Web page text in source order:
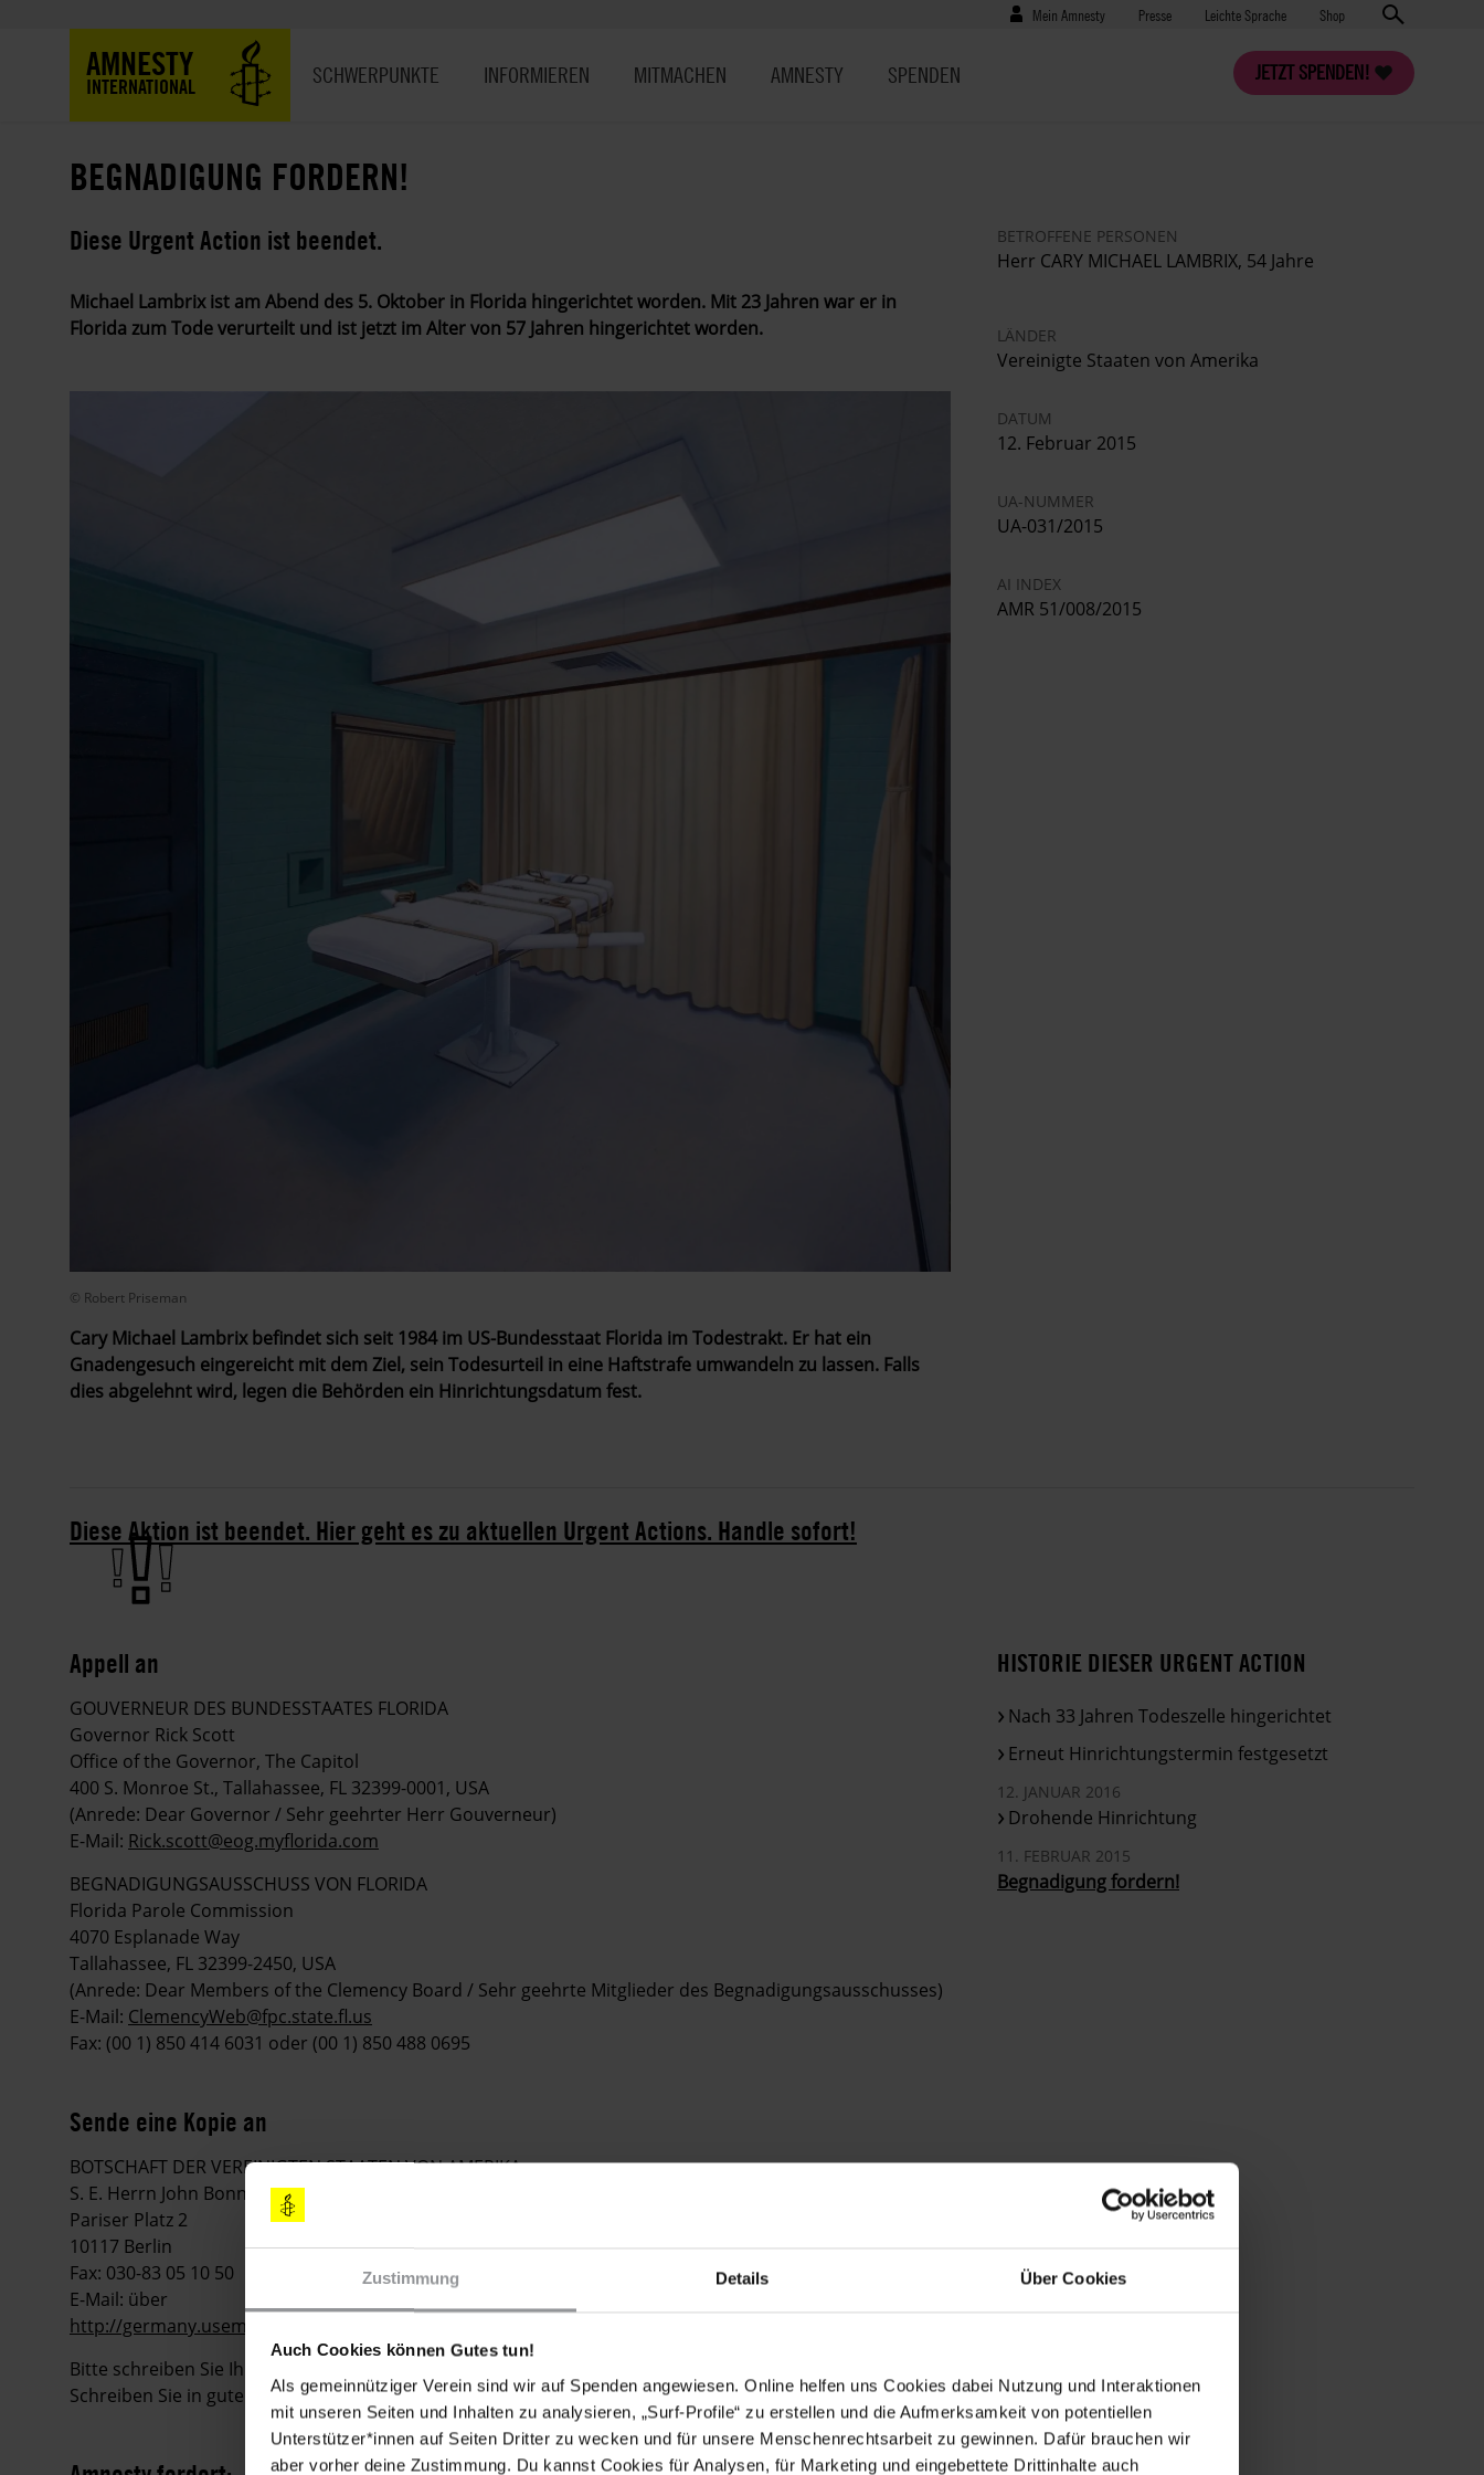
Zustimmung Details Über Cookies
Auch Cookies können Gutes tun!
Als gemeinnütziger Verein sind wir auf Spenden angewiesen. Online helfen uns Cookies dabei Nutzung und Interaktionen
mit unseren Seiten und Inhalten zu analysieren, „Surf-Profile“ zu erstellen und die Aufmerksamkeit von potentiellen
Unterstützer*innen auf Seiten Dritter zu wecken und für unsere Menschenrechtsarbeit zu gewinnen. Dafür brauchen wir
aber vorher deine Zustimmung. Du kannst Cookies für Analysen, für Marketing und eingebettete Drittinhalte auch
Benutzermenü
Mein Amnesty Presse
Presse Leichte Sprache Shop
AMNESTY
INTERNATIONAL
JETZT SPENDEN!
SCHWERPUNKTE INFORMIEREN MITMACHEN AMNESTY SPENDEN
BEGNADIGUNG FORDERN!
Diese Urgent Action ist beendet.
Michael Lambrix ist am Abend des 5. Oktober in Florida hingerichtet worden. Mit 23 Jahren war er in
Florida zum Tode verurteilt und ist jetzt im Alter von 57 Jahren hingerichtet worden.
© Robert Priseman
Cary Michael Lambrix befindet sich seit 1984 im US-Bundesstaat Florida im Todestrakt. Er hat ein
Gnadengesuch eingereicht mit dem Ziel, sein Todesurteil in eine Haftstrafe umwandeln zu lassen. Falls
dies abgelehnt wird, legen die Behörden ein Hinrichtungsdatum fest.
BETROFFENE PERSONEN
Herr CARY MICHAEL LAMBRIX, 54 Jahre
LÄNDER
Vereinigte Staaten von Amerika
DATUM
12. Februar 2015
UA-NUMMER
UA-031/2015
AI INDEX
AMR 51/008/2015
Diese Aktion ist beendet. Hier geht es zu aktuellen Urgent Actions. Handle sofort!
Appell an
GOUVERNEUR DES BUNDESSTAATES FLORIDA
Governor Rick Scott
Office of the Governor, The Capitol
400 S. Monroe St., Tallahassee, FL 32399-0001, USA
(Anrede: Dear Governor / Sehr geehrter Herr Gouverneur)
E-Mail: Rick.scott@eog.myflorida.com
BEGNADIGUNGSAUSSCHUSS VON FLORIDA
Florida Parole Commission
4070 Esplanade Way
Tallahassee, FL 32399-2450, USA
(Anrede: Dear Members of the Clemency Board / Sehr geehrte Mitglieder des Begnadigungsausschusses)
E-Mail: ClemencyWeb@fpc.state.fl.us
Fax: (00 1) 850 414 6031 oder (00 1) 850 488 0695
Sende eine Kopie an
BOTSCHAFT DER VEREINIGTEN STAATEN VON AMERIKA
S. E. Herrn John Bonnell Emerson
Pariser Platz 2
10117 Berlin
Fax: 030-83 05 10 50
E-Mail: über
http://germany.usembassy.de/email/feedback.htm
Bitte schreiben Sie Ihre Appelle
Schreiben Sie in gutem Englisch oder auf Deutsch.
HISTORIE DIESER URGENT ACTION
Nach 33 Jahren Todeszelle hingerichtet
Erneut Hinrichtungstermin festgesetzt
12. JANUAR 2016
Drohende Hinrichtung
11. FEBRUAR 2015
Begnadigung fordern!